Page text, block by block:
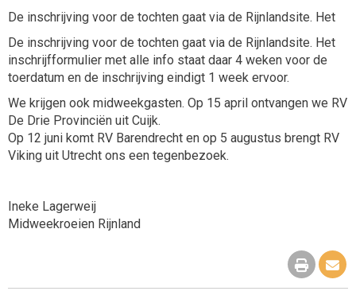
De inschrijving voor de tochten gaat via de Rijnlandsite. Het
De inschrijving voor de tochten gaat via de Rijnlandsite. Het
inschrijfformulier met alle info staat daar 4 weken voor de
toerdatum en de inschrijving eindigt 1 week ervoor.
We krijgen ook midweekgasten. Op 15 april ontvangen we RV
De Drie Provinciën uit Cuijk.
Op 12 juni komt RV Barendrecht en op 5 augustus brengt RV
Viking uit Utrecht ons een tegenbezoek.
Ineke Lagerweij
Midweekroeien Rijnland